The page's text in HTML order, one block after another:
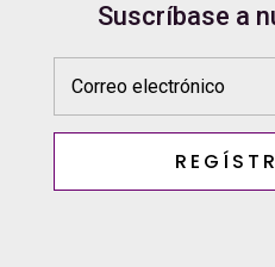
Suscríbase a